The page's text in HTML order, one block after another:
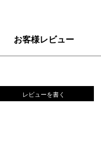
お客様レビュー
レビューを書く